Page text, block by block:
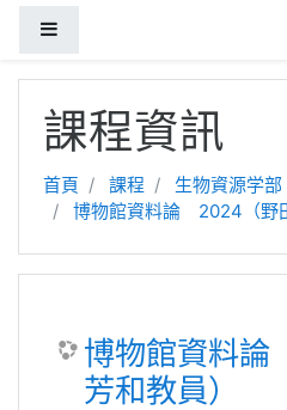
課程資訊
首頁 課程 生物資源学部
博物館資料論 2024（野
博物館資料
芳和教員）